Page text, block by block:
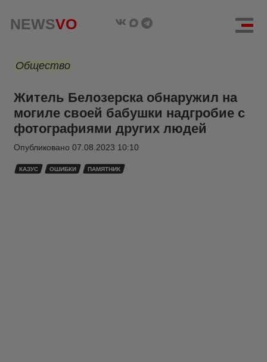
NEWSVO
Общество
Житель Белозерска обнаружил на
могиле своей бабушки надгробие с
фотографиями других людей
Опубликовано 07.08.2023 10:10
КАЗУС ОШИБКИ ПАМЯТНИК